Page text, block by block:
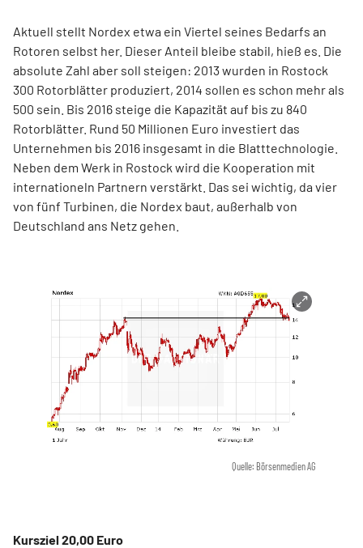
Aktuell stellt Nordex etwa ein Viertel seines Bedarfs an
Rotoren selbst her. Dieser Anteil bleibe stabil, hieß es. Die
absolute Zahl aber soll steigen: 2013 wurden in Rostock
300 Rotorblätter produziert, 2014 sollen es schon mehr als
500 sein. Bis 2016 steige die Kapazität auf bis zu 840
Rotorblätter. Rund 50 Millionen Euro investiert das
Unternehmen bis 2016 insgesamt in die Blatttechnologie.
Neben dem Werk in Rostock wird die Kooperation mit
internationeln Partnern verstärkt. Das sei wichtig, da vier
von fünf Turbinen, die Nordex baut, außerhalb von
Deutschland ans Netz gehen.
Quelle: Börsenmedien AG
Kursziel 20,00 Euro